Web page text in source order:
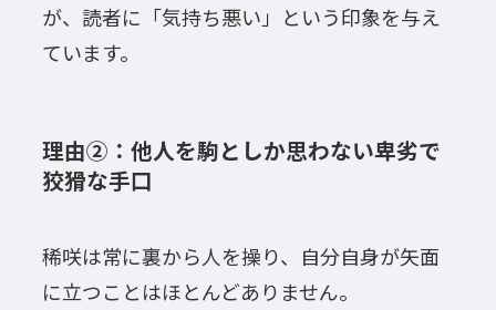
が、読者に「気持ち悪い」という印象を与え
ています。
理由②：他人を駒としか思わない卑劣で
狡猾な手口
稀咲は常に裏から人を操り、自分自身が矢面
に立つことはほとんどありません。